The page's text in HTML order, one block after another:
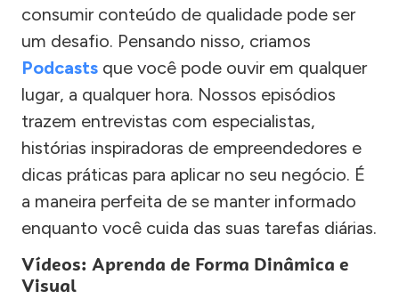
consumir conteúdo de qualidade pode ser
um desafio. Pensando nisso, criamos
Podcasts que você pode ouvir em qualquer
lugar, a qualquer hora. Nossos episódios
trazem entrevistas com especialistas,
histórias inspiradoras de empreendedores e
dicas práticas para aplicar no seu negócio. É
a maneira perfeita de se manter informado
enquanto você cuida das suas tarefas diárias.
Vídeos: Aprenda de Forma Dinâmica e
Visual